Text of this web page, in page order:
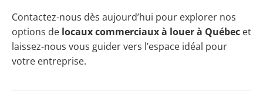
Contactez-nous dès aujourd’hui pour explorer nos
options de locaux commerciaux à louer à Québec et
laissez-nous vous guider vers l’espace idéal pour
votre entreprise.